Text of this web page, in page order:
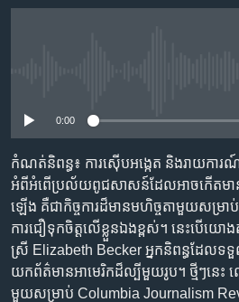
និង​
សម្ព័ន្ធ​
រំលង​
និង​
ចូល​
ទៅ​
កាន់​
ទំព័រ​
ស្វែង​
រក
ទូរទស្សន៍ / វីដេអូ​
Khmer English
បណ្តាញ​សង្គម
ភាសា
0:00
កំណត់និពន្ធ៖ ការ​ស៊ើបអង្កេត និង​រាយការ
អំពី​អំពើ​ប្រល័យ​ពូជសាសន៍​ដែល​អាច​កើត​មា
ឡើង គឺជា​កិច្ចការ​ដ៏​មាន​មហិច្ចតា​មួយ​សម្រា
ការ​ជឿ​ទុក​ចិត្ត​លើ​ខ្លួន​ឯង​ខ្ពស់។ នេះ​បើ​
ស្រី Elizabeth Becker អ្នក​និពន្ធ​ដែល​ទទួ
យក​ព័ត៌មាន​អាមេរិក​ដ៏​ល្បីមួយ​រូប។ ថ្មីៗ​នេះ
មួយ​សម្រាប់ Columbia Journalism